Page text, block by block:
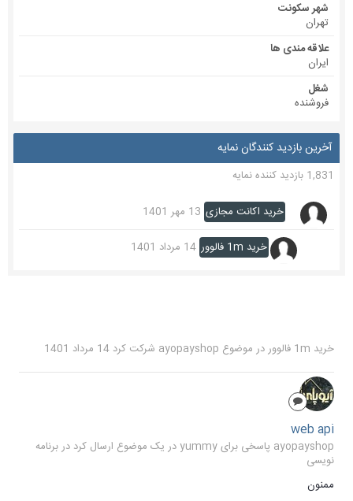
شهر سکونت
تهران
علاقه مندی ها
ایران
شغل
فروشنده
آخرین بازدید کنندگان نمایه
1,831 بازدید کننده نمایه
خرید اکانت مجازی 13 مهر 1401
خرید 1m فالوور 14 مرداد 1401
خرید 1m فالوور در موضوع ayopayshop شرکت کرد 14 مرداد 1401
web api
ayopayshop پاسخی برای yummy در یک موضوع ارسال کرد در
برنامه
نویسی
ممنون